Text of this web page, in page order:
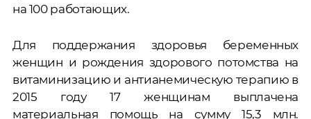
на 100 работающих.
Для поддержания здоровья беременных
женщин и рождения здорового потомства на
витаминизацию и антианемическую терапию в
2015 году 17 женщинам выплачена
материальная помощь на сумму 15,3 млн.